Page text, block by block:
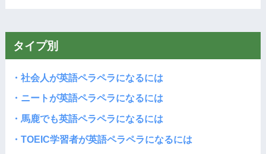
タイプ別
・社会人が英語ペラペラになるには
・ニートが英語ペラペラになるには
・馬鹿でも英語ペラペラになるには
・TOEIC学習者が英語ペラペラになるには